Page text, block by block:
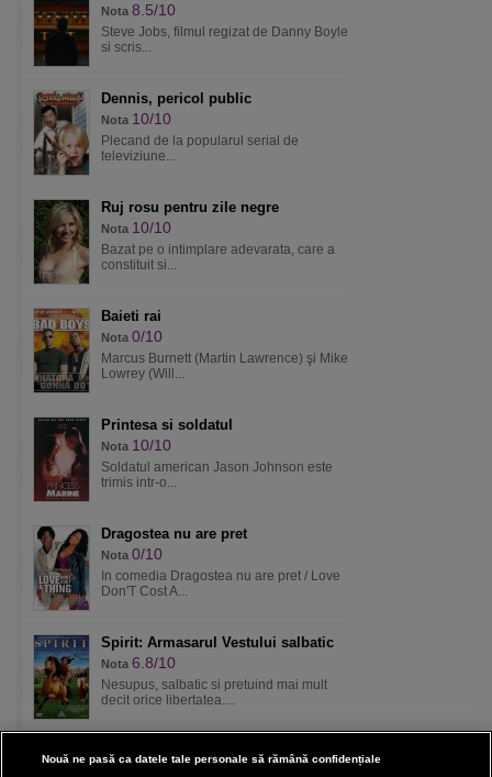
Nota 8.5/10
Steve Jobs, filmul regizat de Danny Boyle
si scris...
Dennis, pericol public
Nota 10/10
Plecand de la popularul serial de
televiziune...
Ruj rosu pentru zile negre
Nota 10/10
Bazat pe o intimplare adevarata, care a
constituit si...
Baieti rai
Nota 0/10
Marcus Burnett (Martin Lawrence) şi Mike
Lowrey (Will...
Printesa si soldatul
Nota 10/10
Soldatul american Jason Johnson este
trimis intr-o...
Dragostea nu are pret
Nota 0/10
In comedia Dragostea nu are pret / Love
Don'T Cost A...
Spirit: Armasarul Vestului salbatic
Nota 6.8/10
Nesupus, salbatic si pretuind mai mult
decit orice libertatea....
Nouă ne pasă ca datele tale personale să rămână confidențiale